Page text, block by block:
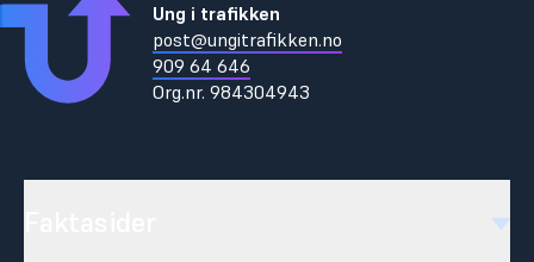
Ung i trafikken
post@ungitrafikken.no
909 64 646
Org.nr.984304943